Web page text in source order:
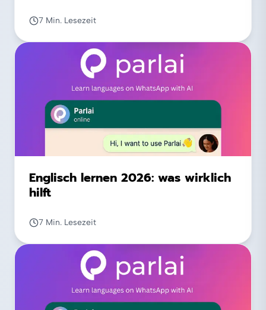
7 Min. Lesezeit
Englisch lernen 2026: was wirklich
hilft
7 Min. Lesezeit